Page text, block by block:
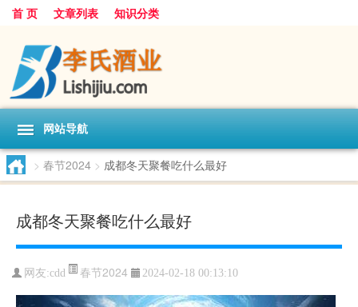
首 页 文章列表 知识分类
网站导航
> 春节2024 > 成都冬天聚餐吃什么最好
成都冬天聚餐吃什么最好
网友:cdd 春节2024 2024-02-18 00:13:10